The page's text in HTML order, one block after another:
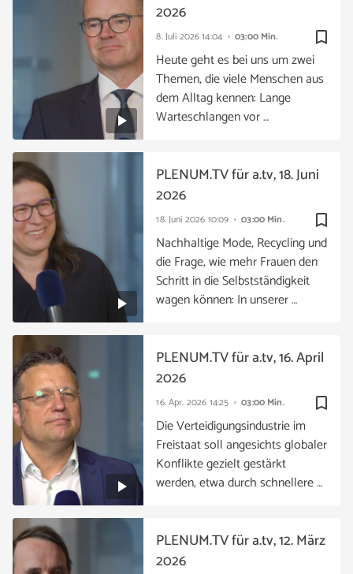
bookmark_border
8. Juli 202614:04 03:00 Min.
2026
Heute geht es bei uns um zwei
Themen, die viele Menschen aus
dem Alltag kennen: Lange
Warteschlangen vor …
bookmark_border
18. Juni 2026 10:09 03:00 Min.
PLENUM.TV für a.tv, 18. Juni
2026
Nachhaltige Mode, Recycling und
die Frage, wie mehr Frauen den
Schritt in die Selbstständigkeit
wagen können: In unserer …
bookmark_border
16. Apr. 2026 14:25 03:00 Min.
PLENUM.TV für a.tv, 16. April
2026
Die Verteidigungsindustrie im
Freistaat soll angesichts globaler
Konflikte gezielt gestärkt
werden, etwa durch schnellere …
PLENUM.TV für a.tv, 12. März
2026